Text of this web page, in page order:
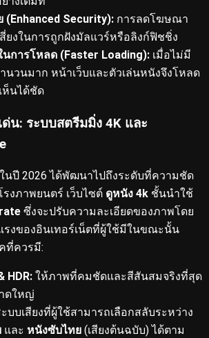
(Enhanced Security): การลดโฆษณา
ยงในการถูกฝังมัลแวร์หรือลิงก์ฟิชชิ่ง
นการโหลด (Faster Loading): เมื่อไม่มี
วนมาก หน้าเว็บและตัวเล่นหนังจึงโหลด
ห็นได้ชัด
ด่น: ระบบสตรีมมิ่ง 4K และ
นปี 2026 ได้พัฒนาไปถึงระดับที่ความชัด
รงภาพยนตร์ เว็บไซต์ ดูหนัง 4k ชั้นนำใช้
ซึ่งจะปรับความละเอียดของภาพโดย
งของอินเทอร์เน็ตที่ผู้ใช้มีในขณะนั้น
ที่ควรมี:
HDR: ให้ภาพที่คมชัดและสีสันสมจริงที่สุด
ดใหญ่
ะบบเสียงที่ผู้ใช้สามารถเลือกสลับระหว่าง
และ หนังซับไทย (เสียงต้นฉบับ) ได้ตาม